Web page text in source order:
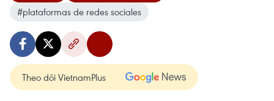
#plataformas de redes sociales
Theo dõi VietnamPlus